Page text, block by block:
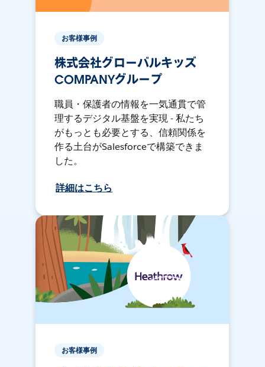
お客様事例
株式会社グローバルキッズ
COMPANYグループ
職員・保護者の情報を一気通貫で管
理するデジタル基盤を実現 - 私たち
がもっとも必要とする、信頼関係を
作る土台がSalesforceで構築できま
した。
詳細はこちら
お客様事例